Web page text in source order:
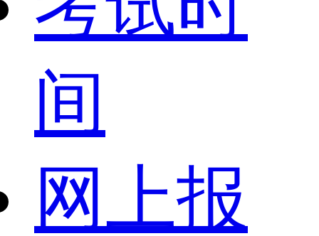
间
网上报